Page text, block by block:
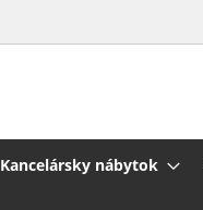
Kancelársky nábytok